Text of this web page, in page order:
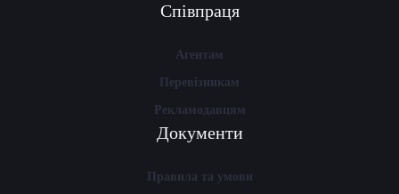
Співпраця
Агентам
Перевізникам
Рекламодавцям
Документи
Правила та умови